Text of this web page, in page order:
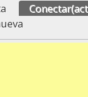
Conectar